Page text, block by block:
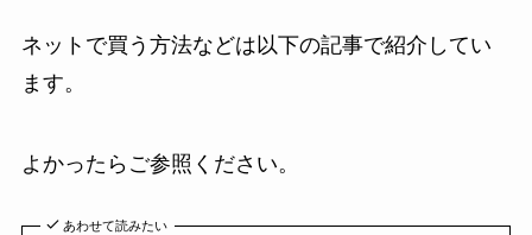
ネットで買う方法などは以下の記事で紹介してい
ます。
よかったらご参照ください。
あわせて読みたい